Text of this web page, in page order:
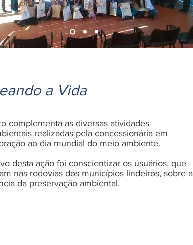
a Vida
complementa as diversas atividades
realizadas pela concessionária em
ao dia mundial do meio ambiente.
desta ação foi conscientizar os usuários, que
nas rodovias dos municípios lindeiros, sobre a
da preservação ambiental.